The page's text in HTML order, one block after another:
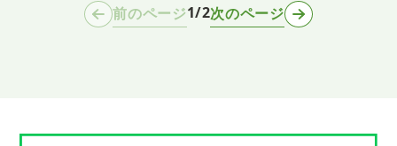
前のページ1/2次のページ